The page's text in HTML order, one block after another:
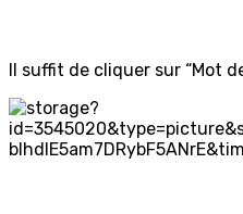
Il suffit de cliquer sur “Mot